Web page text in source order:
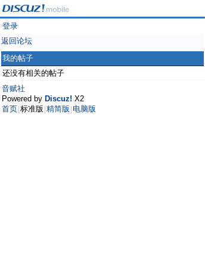
登录
返回论坛
我的帖子
还没有相关的帖子
音赋社
Powered by Discuz! X2
首页 标准版 精简版 电脑版